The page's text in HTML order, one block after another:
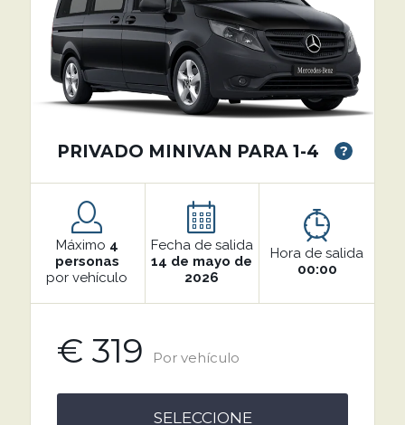
PRIVADO MINIVAN PARA 1-4 ?
Máximo 4
personas
por vehículo
Fecha de salida
14 de mayo de
2026
Hora de salida
00:00
€ 319 Por vehículo
SELECCIONE